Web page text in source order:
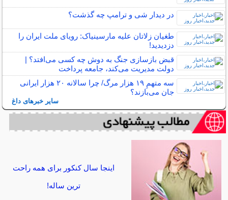
در دیدار شی و ترامپ چه گذشت؟
طغیان زلاتان علیه مارسینیاک: رویای ملت ایران را
دزدیدید!
قبض بازسازی جنگ به دوش چه کسی می‌افتد؟ |
دولت مدیریت می‌کند، جامعه پرداخت
سه متهمِ ۱۹ هزار مرگ/ چرا سالانه ۲۰ هزار ایرانی
جان می‌بازند؟
سایر خبرهای داغ
اینجا سال کنکور برای همه راحت
ترین ساله!